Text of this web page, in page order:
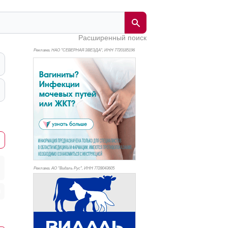
Расширенный поиск
Реклама. НАО "СЕВЕРНАЯ ЗВЕЗДА", ИНН 7720185196
Реклама. АО "Видаль Рус", ИНН 7728043605